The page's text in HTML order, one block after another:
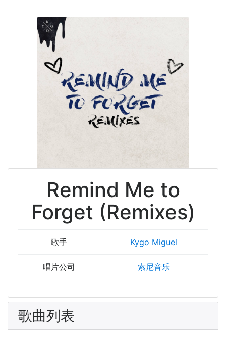
Remind Me to
Forget (Remixes)
歌手 Kygo Miguel
唱片公司 索尼音乐
歌曲列表